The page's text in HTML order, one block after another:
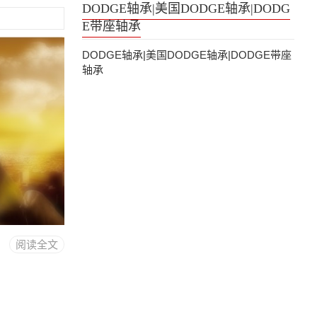
阅读全文
DODGE轴承|美国DODGE轴承|DODG
E带座轴承
DODGE轴承|美国DODGE轴承|DODGE带座
轴承